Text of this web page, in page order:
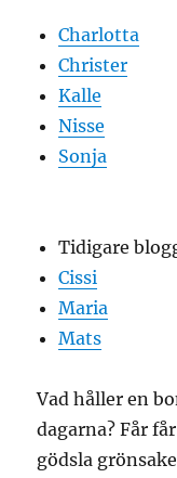
Charlotta
Christer
Kalle
Nisse
Sonja
Tidigare
Cissi
Maria
Mats
Vad håller en
dagarna? Får
gödsla